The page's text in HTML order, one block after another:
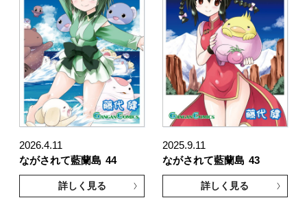
2026.4.11
ながされて藍蘭島 44
詳しく見る
2025.9.11
ながされて藍蘭島 43
詳しく見る